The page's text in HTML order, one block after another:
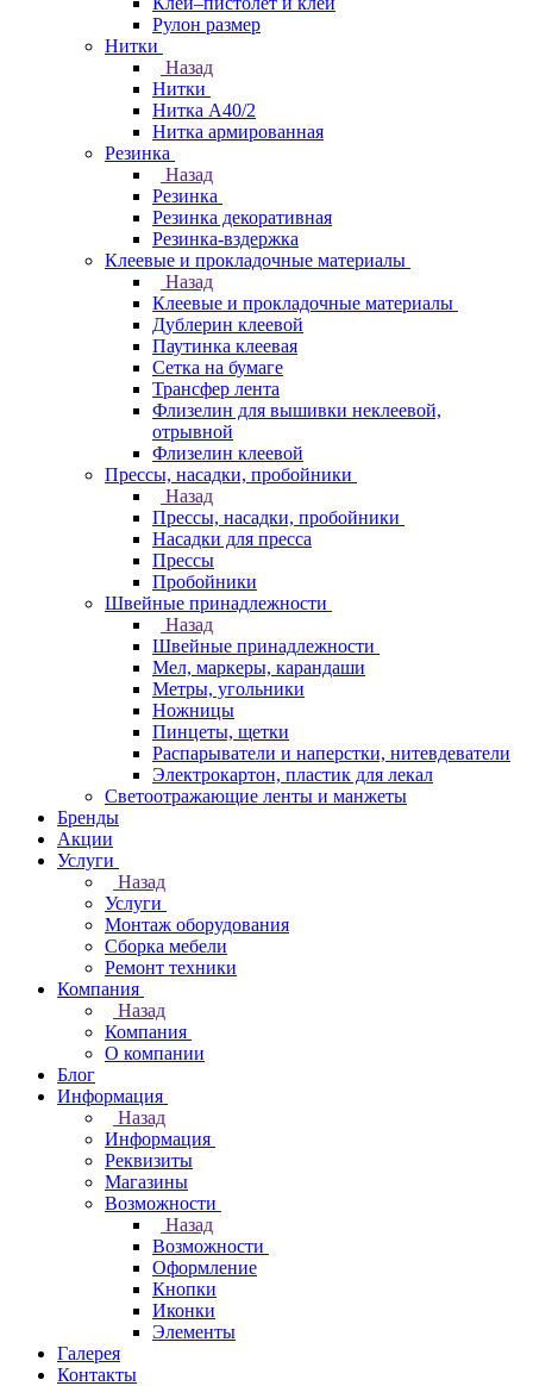
Рулон размер
Нитки
Назад
Нитки
Нитка А40/2
Нитка армированная
Резинка
Назад
Резинка
Резинка декоративная
Резинка-вздержка
Клеевые и прокладочные материалы
Назад
Клеевые и прокладочные материалы
Дублерин клеевой
Паутинка клеевая
Сетка на бумаге
Трансфер лента
Флизелин для вышивки неклеевой,
отрывной
Флизелин клеевой
Прессы, насадки, пробойники
Назад
Прессы, насадки, пробойники
Насадки для пресса
Прессы
Пробойники
Швейные принадлежности
Назад
Швейные принадлежности
Мел, маркеры, карандаши
Метры, угольники
Ножницы
Пинцеты, щетки
Распарыватели и наперстки, нитевдеватели
Электрокартон, пластик для лекал
Светоотражающие ленты и манжеты
Бренды
Акции
Услуги
Назад
Услуги
Монтаж оборудования
Сборка мебели
Ремонт техники
Компания
Назад
Компания
О компании
Блог
Информация
Назад
Информация
Реквизиты
Магазины
Возможности
Назад
Возможности
Оформление
Кнопки
Иконки
Элементы
Галерея
Контакты